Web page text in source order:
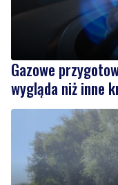
Gazowe
wygląda niż inne